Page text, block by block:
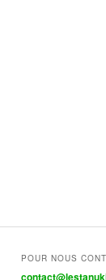
POUR NOUS